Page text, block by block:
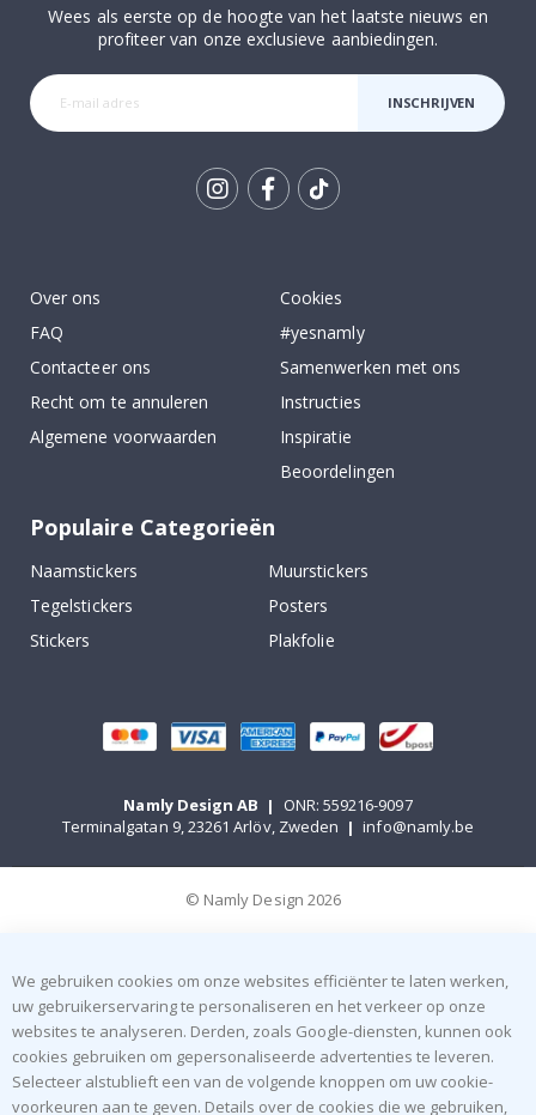
Wees als eerste op de hoogte van het laatste nieuws en
profiteer van onze exclusieve aanbiedingen.
INSCHRIJVEN
Over ons
FAQ
Contacteer ons
Recht om te annuleren
Algemene voorwaarden
Cookies
#yesnamly
Samenwerken met ons
Instructies
Inspiratie
Beoordelingen
Populaire Categorieën
Naamstickers
Muurstickers
Tegelstickers
Posters
Stickers
Plakfolie
Namly Design AB |
ONR: 559216-9097
Terminalgatan 9, 23261 Arlöv, Zweden | info@namly.be
© Namly Design 2026
We gebruiken cookies om onze websites efficiënter te laten werken,
uw gebruikerservaring te personaliseren en het verkeer op onze
websites te analyseren. Derden, zoals Google-diensten, kunnen ook
cookies gebruiken om gepersonaliseerde advertenties te leveren.
Selecteer alstublieft een van de volgende knoppen om uw cookie-
voorkeuren aan te geven. Details over de cookies die we gebruiken,